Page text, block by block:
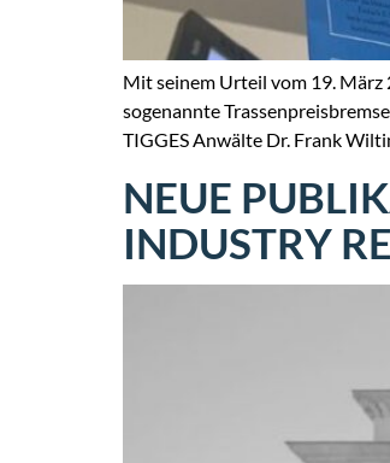
Mit seinem Urteil vom 19.
sogenannte
TIGGES Anwälte Dr. Frank
NEUE
INDUSTRY